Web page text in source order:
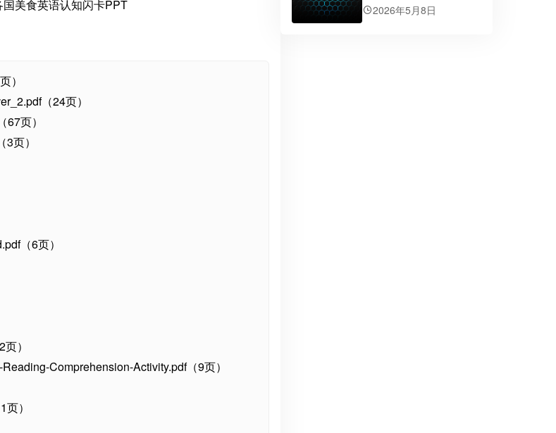
）
（24页）
页）
页）
（6页）
）
Comprehension-Activity.pdf（9页）
）
2026年5月8日